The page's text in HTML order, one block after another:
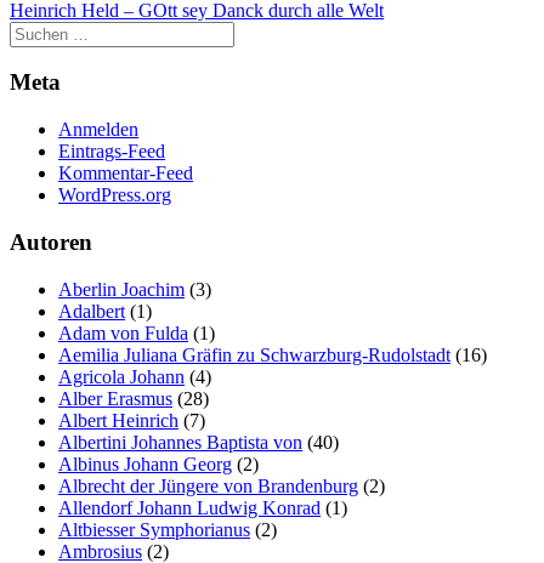
Heinrich Held – GOtt sey Danck durch alle Welt
Meta
Anmelden
Eintrags-Feed
Kommentar-Feed
WordPress.org
Autoren
Aberlin Joachim (3)
Adalbert (1)
Adam von Fulda (1)
Aemilia Juliana Gräfin zu Schwarzburg-Rudolstadt (16)
Agricola Johann (4)
Alber Erasmus (28)
Albert Heinrich (7)
Albertini Johannes Baptista von (40)
Albinus Johann Georg (2)
Albrecht der Jüngere von Brandenburg (2)
Allendorf Johann Ludwig Konrad (1)
Altbiesser Symphorianus (2)
Ambrosius (2)
Marketing
Indem Sie uns Ihre
Interessen und Ihr
Verhalten beim
Website mitteilen,
erhöhen Sie die
Wahrscheinlichkeit,
personalisierte
Angebote zu sehen.